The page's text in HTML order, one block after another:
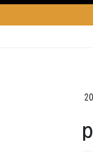
動